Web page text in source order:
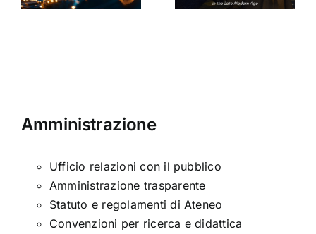
Amministrazione
Ufficio relazioni con il pubblico
Amministrazione trasparente
Statuto e regolamenti di Ateneo
Convenzioni per ricerca e didattica